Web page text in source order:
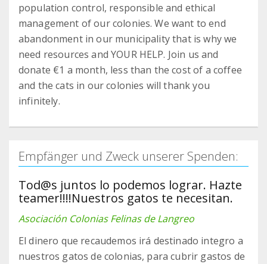
population control, responsible and ethical
management of our colonies. We want to end
abandonment in our municipality that is why we
need resources and YOUR HELP. Join us and
donate €1 a month, less than the cost of a coffee
and the cats in our colonies will thank you
infinitely.
Empfänger und Zweck unserer Spenden:
Tod@s juntos lo podemos lograr. Hazte
teamer!!!!Nuestros gatos te necesitan.
Asociación Colonias Felinas de Langreo
El dinero que recaudemos irá destinado integro a
nuestros gatos de colonias, para cubrir gastos de